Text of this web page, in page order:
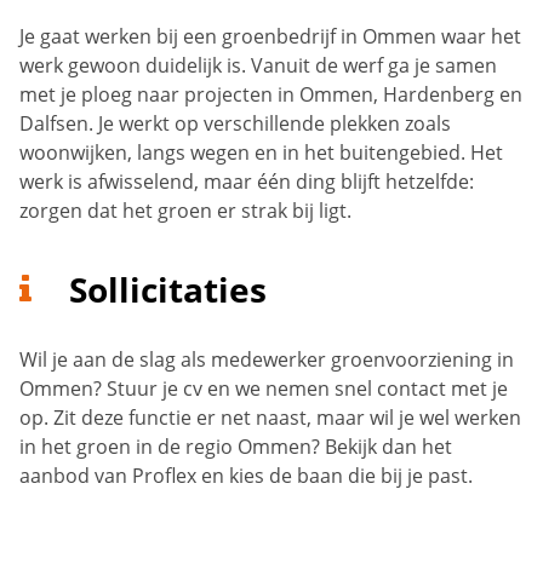
Je gaat werken bij een groenbedrijf in Ommen waar het
werk gewoon duidelijk is. Vanuit de werf ga je samen
met je ploeg naar projecten in Ommen, Hardenberg en
Dalfsen. Je werkt op verschillende plekken zoals
woonwijken, langs wegen en in het buitengebied. Het
werk is afwisselend, maar één ding blijft hetzelfde:
zorgen dat het groen er strak bij ligt.
Sollicitaties
Wil je aan de slag als medewerker groenvoorziening in
Ommen? Stuur je cv en we nemen snel contact met je
op. Zit deze functie er net naast, maar wil je wel werken
in het groen in de regio Ommen? Bekijk dan het
aanbod van Proflex en kies de baan die bij je past.